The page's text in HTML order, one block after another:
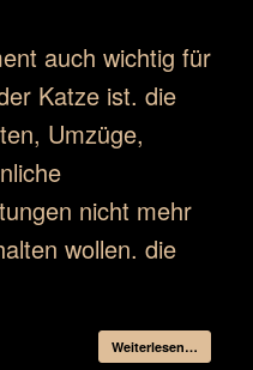
auch wichtig für
Katze ist. die
Umzüge,
nicht mehr
wollen. die
Weiterlesen…